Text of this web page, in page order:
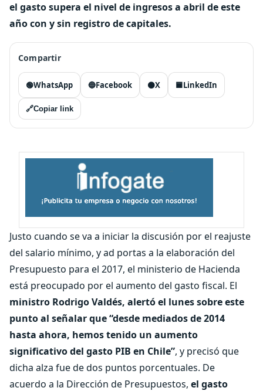
el gasto supera el nivel de ingresos a abril de este
año con y sin registro de capitales.
Compartir
🟢WhatsApp 🔵Facebook ⚫X 🟦LinkedIn
🔗Copiar link
Justo cuando se va a iniciar la discusión por el reajuste
del salario mínimo, y ad portas a la elaboración del
Presupuesto para el 2017, el ministerio de Hacienda
está preocupado por el aumento del gasto fiscal. El
ministro Rodrigo Valdés, alertó el lunes sobre este
punto al señalar que “desde mediados de 2014
hasta ahora, hemos tenido un aumento
significativo del gasto PIB en Chile”, y precisó que
dicha alza fue de dos puntos porcentuales. De
acuerdo a la Dirección de Presupuestos, el gasto